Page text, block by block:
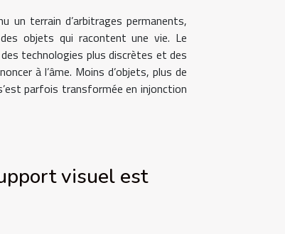
un terrain d’arbitrages permanents,
objets qui racontent une vie. Le
technologies plus discrètes et des
à l’âme. Moins d’objets, plus de
parfois transformée en injonction
visuel est